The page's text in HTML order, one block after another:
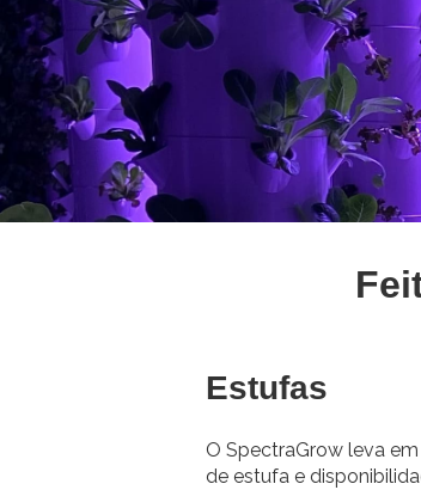
Estufas
O SpectraGrow leva
de estufa e